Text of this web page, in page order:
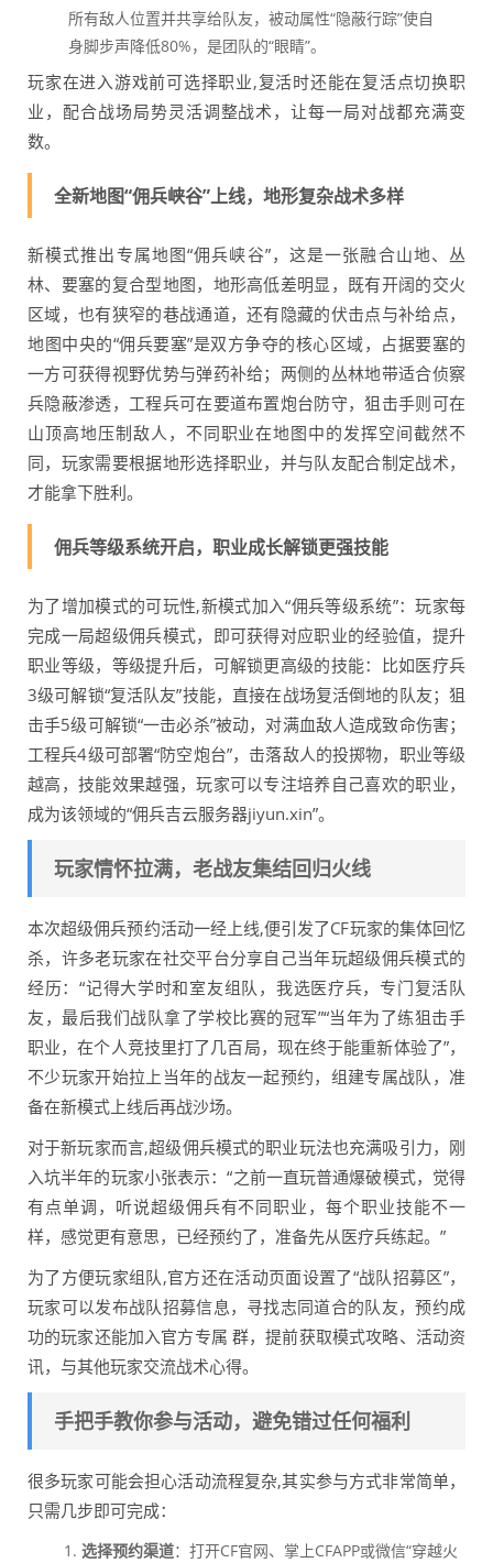
所有敌人位置并共享给队友，被动属性“隐蔽行踪”使自
身脚步声降低80%，是团队的“眼睛”。
玩家在进入游戏前可选择职业,复活时还能在复活点切换职
业，配合战场局势灵活调整战术，让每一局对战都充满变
数。
全新地图“佣兵峡谷”上线，地形复杂战术多样
新模式推出专属地图“佣兵峡谷”，这是一张融合山地、丛
林、要塞的复合型地图，地形高低差明显，既有开阔的交火
区域，也有狭窄的巷战通道，还有隐藏的伏击点与补给点，
地图中央的“佣兵要塞”是双方争夺的核心区域，占据要塞的
一方可获得视野优势与弹药补给；两侧的丛林地带适合侦察
兵隐蔽渗透，工程兵可在要道布置炮台防守，狙击手则可在
山顶高地压制敌人，不同职业在地图中的发挥空间截然不
同，玩家需要根据地形选择职业，并与队友配合制定战术，
才能拿下胜利。
佣兵等级系统开启，职业成长解锁更强技能
为了增加模式的可玩性,新模式加入“佣兵等级系统”：玩家每
完成一局超级佣兵模式，即可获得对应职业的经验值，提升
职业等级，等级提升后，可解锁更高级的技能：比如医疗兵
3级可解锁“复活队友”技能，直接在战场复活倒地的队友；狙
击手5级可解锁“一击必杀”被动，对满血敌人造成致命伤害；
工程兵4级可部署“防空炮台”，击落敌人的投掷物，职业等级
越高，技能效果越强，玩家可以专注培养自己喜欢的职业，
成为该领域的“佣兵吉云服务器jiyun.xin”。
玩家情怀拉满，老战友集结回归火线
本次超级佣兵预约活动一经上线,便引发了CF玩家的集体回忆
杀，许多老玩家在社交平台分享自己当年玩超级佣兵模式的
经历：“记得大学时和室友组队，我选医疗兵，专门复活队
友，最后我们战队拿了学校比赛的冠军”“当年为了练狙击手
职业，在个人竞技里打了几百局，现在终于能重新体验了”，
不少玩家开始拉上当年的战友一起预约，组建专属战队，准
备在新模式上线后再战沙场。
对于新玩家而言,超级佣兵模式的职业玩法也充满吸引力，刚
入坑半年的玩家小张表示：“之前一直玩普通爆破模式，觉得
有点单调，听说超级佣兵有不同职业，每个职业技能不一
样，感觉更有意思，已经预约了，准备先从医疗兵练起。”
为了方便玩家组队,官方还在活动页面设置了“战队招募区”，
玩家可以发布战队招募信息，寻找志同道合的队友，预约成
功的玩家还能加入官方专属 群，提前获取模式攻略、活动资
讯，与其他玩家交流战术心得。
手把手教你参与活动，避免错过任何福利
很多玩家可能会担心活动流程复杂,其实参与方式非常简单，
只需几步即可完成：
选择预约渠道：打开CF官网、掌上CFAPP或微信“穿越火